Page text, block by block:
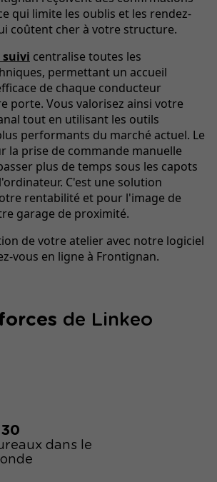
qui limite les oublis et les rendez-
coûtent cher à votre structure.
suivi centralise toutes les
permettant un accueil
de chaque conducteur
porte. Vous valorisez ainsi votre
tout en utilisant les outils
performants du marché actuel. Le
la prise de commande manuelle
plus de temps sous les capots
C'est une solution
rentabilité et pour l'image de
garage de proximité.
de votre atelier avec notre logiciel
vous en ligne à Frontignan.
de Linkeo
dans le